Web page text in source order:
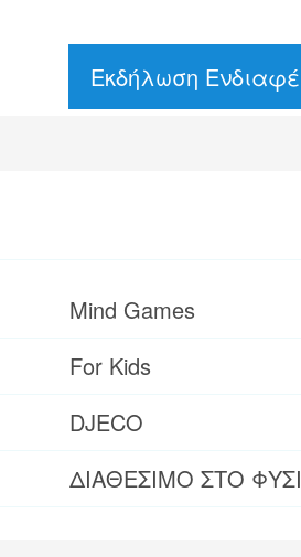
Εκδήλωση
Mind Games
For Kids
DJECO
ΔΙΑΘΕΣΙΜΟ ΣΤΟ